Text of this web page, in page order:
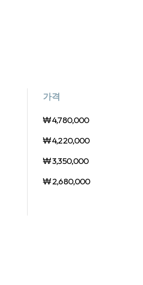
가격
₩ 4,780,000
₩ 4,220,000
₩ 3,350,000
₩ 2,680,000